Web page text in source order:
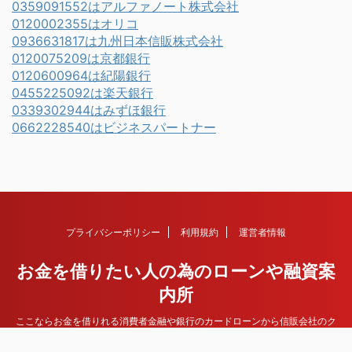
0359091552はアルファノート株式会社
0120002355はオリコ
0936631817は九州日本信販株式会社
0120075209は京都銀行
0120600964は紀陽銀行
0455225092は楽天銀行
0339302944はみずほ銀行
0662228540はビジネスパートナー
プライバシーポリシー 利用規約 運営者情報
お金を借りたい人の為のローンや融資案
内所
ここならお金を借りれる消費者金融や銀行のカードローンから信販会社のク